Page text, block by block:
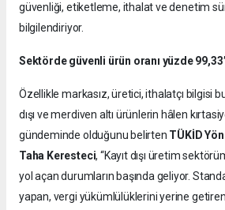
güvenliği, etiketleme, ithalat ve denetim
bilgilendiriyor.
Sektörde güvenli ürün oranı yüzde
Özellikle markasız, üretici, ithalatçı bilgisi
dışı ve merdiven altı ürünlerin hâlen
gündeminde olduğunu belirten TÜKİD
Taha Keresteci, “Kayıt dışı üretim
yol açan durumların başında geliyor.
yapan, vergi yükümlülüklerini yerine